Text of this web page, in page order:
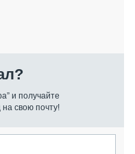
и получайте
свою почту!